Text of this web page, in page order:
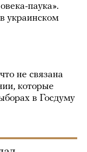
паука».
украинском
не связана
которые
в Госдуму